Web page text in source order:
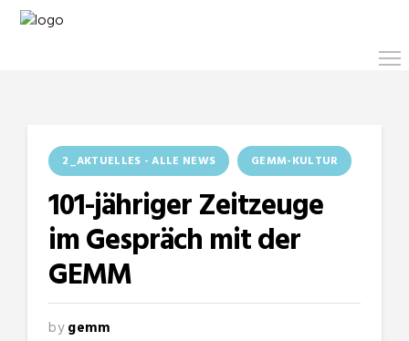
2_AKTUELLES - ALLE NEWS GEMM-KULTUR
101-jähriger Zeitzeuge
im Gespräch mit der
GEMM
bygemm